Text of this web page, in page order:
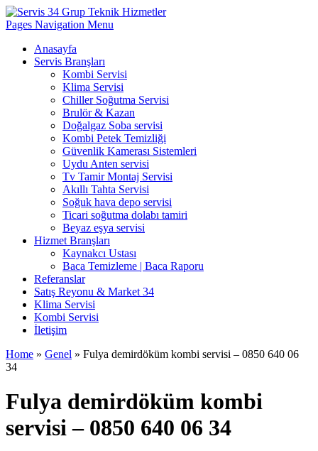
Pages Navigation Menu
Anasayfa
Servis Branşları
Kombi Servisi
Klima Servisi
Chiller Soğutma Servisi
Brulör & Kazan
Doğalgaz Soba servisi
Kombi Petek Temizliği
Güvenlik Kamerası Sistemleri
Uydu Anten servisi
Tv Tamir Montaj Servisi
Akıllı Tahta Servisi
Soğuk hava depo servisi
Ticari soğutma dolabı tamiri
Beyaz eşya servisi
Hizmet Branşları
Kaynakcı Ustası
Baca Temizleme | Baca Raporu
Referanslar
Satış Reyonu & Market 34
Klima Servisi
Kombi Servisi
İletişim
Home » Genel » Fulya demirdöküm kombi servisi – 0850 640 06
34
Fulya demirdöküm kombi
servisi – 0850 640 06 34